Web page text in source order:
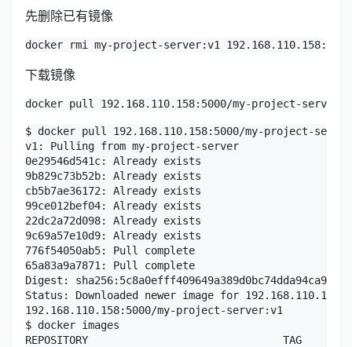
先删除已有镜像
docker rmi my-project-server:v1
下载镜像
docker pull 192.168.110.158:5000/my-project-
$ docker pull 192.168.110.158:5000/my-project-
v1: Pulling from my-project-server
0e29546d541c: Already exists
9b829c73b52b: Already exists
cb5b7ae36172: Already exists
99ce012bef04: Already exists
22dc2a72d098: Already exists
9c69a57e10d9: Already exists
776f54050ab5: Pull complete
65a83a9a7871: Pull complete
Digest:
Status: Downloaded newer image for
192.168.110.158:5000/my-project-server:v1
$ docker images
REPOSITORY                               TAG